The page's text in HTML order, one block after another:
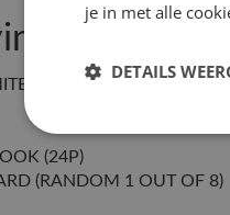
A VER. :
(24P)
(RANDOM 1 OUT OF 8)
je in met alle
DETAILS